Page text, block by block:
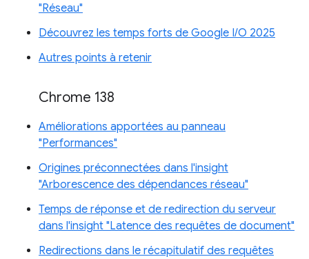
"Réseau"
Découvrez les temps forts de Google I/O 2025
Autres points à retenir
Chrome 138
Améliorations apportées au panneau
"Performances"
Origines préconnectées dans l'insight
"Arborescence des dépendances réseau"
Temps de réponse et de redirection du serveur
dans l'insight "Latence des requêtes de document"
Redirections dans le récapitulatif des requêtes